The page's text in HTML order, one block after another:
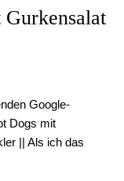
Google-
Dogs mit
|| Als ich das